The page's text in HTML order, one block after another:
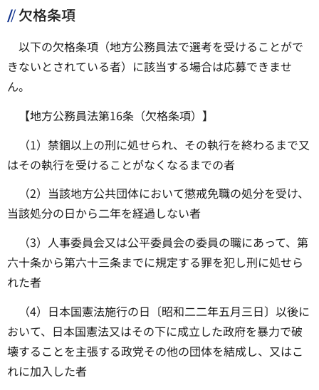
欠格条項
以下の欠格条項（地方公務員法で選考を受けることがで
きないとされている者）に該当する場合は応募できませ
ん。
【地方公務員法第16条（欠格条項）】
（1）禁錮以上の刑に処せられ、その執行を終わるまで又
はその執行を受けることがなくなるまでの者
（2）当該地方公共団体において懲戒免職の処分を受け、
当該処分の日から二年を経過しない者
（3）人事委員会又は公平委員会の委員の職にあって、第
六十条から第六十三条までに規定する罪を犯し刑に処せら
れた者
（4）日本国憲法施行の日〔昭和二二年五月三日〕以後に
おいて、日本国憲法又はその下に成立した政府を暴力で破
壊することを主張する政党その他の団体を結成し、又はこ
れに加入した者